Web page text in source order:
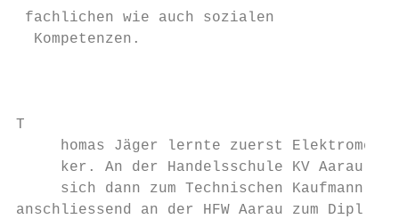
­fach­lichen wie auch sozialen
Kompetenzen.
T
homas Jäger lernte zuerst
ker. An der Handelsschule KV Aarau
sich dann zum Technischen Kaufmann
anschliessend an der HFW Aarau zum